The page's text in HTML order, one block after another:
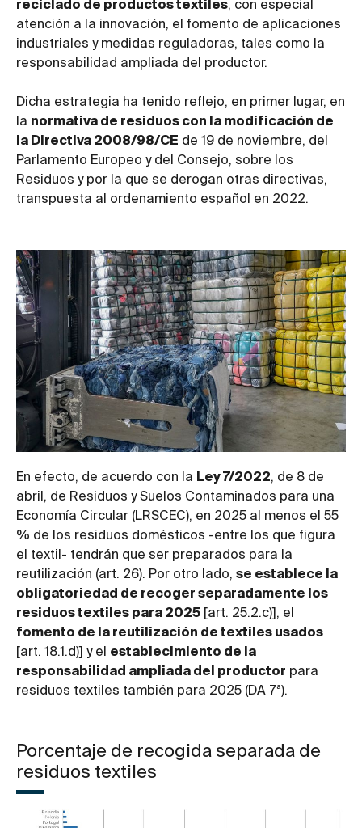
reciclado de productos textiles, con especial
atención a la innovación, el fomento de aplicaciones
industriales y medidas reguladoras, tales como la
responsabilidad ampliada del productor.
Dicha estrategia ha tenido reflejo, en primer lugar, en
la normativa de residuos con la modificación de
la Directiva 2008/98/CE de 19 de noviembre, del
Parlamento Europeo y del Consejo, sobre los
Residuos y por la que se derogan otras directivas,
transpuesta al ordenamiento español en 2022.
En efecto, de acuerdo con la Ley 7/2022, de 8 de
abril, de Residuos y Suelos Contaminados para una
Economía Circular (LRSCEC), en 2025 al menos el 55
% de los residuos domésticos -entre los que figura
el textil- tendrán que ser preparados para la
reutilización (art. 26). Por otro lado, se establece la
obligatoriedad de recoger separadamente los
residuos textiles para 2025 [art. 25.2.c)], el
fomento de la reutilización de textiles usados
[art. 18.1.d)] y el establecimiento de la
responsabilidad ampliada del productor para
residuos textiles también para 2025 (DA 7ª).
Porcentaje de recogida separada de
residuos textiles